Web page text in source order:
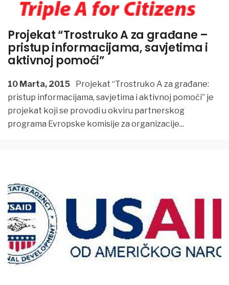
Projekat “Trostruko A za građane –
pristup informacijama, savjetima i
aktivnoj pomoći”
10 Marta, 2015
Projekat “Trostruko A za građane:
pristup informacijama, savjetima i aktivnoj pomoći” je
projekat koji se provodi u okviru partnerskog
programa Evropske komisije za organizacije...